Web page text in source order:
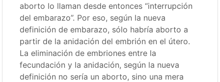
aborto lo llaman desde entonces “interrupción
del embarazo”. Por eso, según la nueva
definición de embarazo, sólo habría aborto a
partir de la anidación del embrión en el útero.
La eliminación de embriones entre la
fecundación y la anidación, según la nueva
definición no sería un aborto, sino una mera